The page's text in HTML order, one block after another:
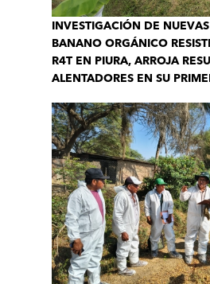
INVESTIGACIÓN DE
BANANO ORGÁNICO
R4T EN PIURA, ARROJA
ALENTADORES EN SU